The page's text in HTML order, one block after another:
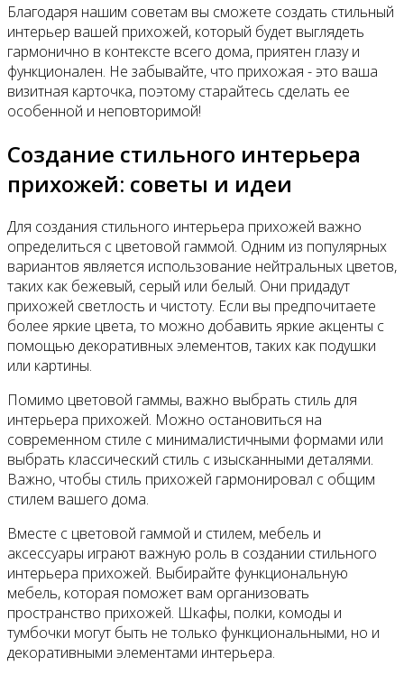
Благодаря нашим советам вы сможете создать стильный
интерьер вашей прихожей, который будет выглядеть
гармонично в контексте всего дома, приятен глазу и
функционален. Не забывайте, что прихожая - это ваша
визитная карточка, поэтому старайтесь сделать ее
особенной и неповторимой!
Создание стильного интерьера
прихожей: советы и идеи
Для создания стильного интерьера прихожей важно
определиться с цветовой гаммой. Одним из популярных
вариантов является использование нейтральных цветов,
таких как бежевый, серый или белый. Они придадут
прихожей светлость и чистоту. Если вы предпочитаете
более яркие цвета, то можно добавить яркие акценты с
помощью декоративных элементов, таких как подушки
или картины.
Помимо цветовой гаммы, важно выбрать стиль для
интерьера прихожей. Можно остановиться на
современном стиле с минималистичными формами или
выбрать классический стиль с изысканными деталями.
Важно, чтобы стиль прихожей гармонировал с общим
стилем вашего дома.
Вместе с цветовой гаммой и стилем, мебель и
аксессуары играют важную роль в создании стильного
интерьера прихожей. Выбирайте функциональную
мебель, которая поможет вам организовать
пространство прихожей. Шкафы, полки, комоды и
тумбочки могут быть не только функциональными, но и
декоративными элементами интерьера.